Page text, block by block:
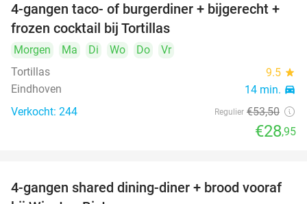
46%
4-gangen taco- of burgerdiner + bijgerecht +
frozen cocktail bij Tortillas
Morgen Ma Di Wo Do
Vr
Tortillas
9.5 star
Eindhoven 14 min. directions_car
Verkocht: 244 Regulier €53,50
€28,95
32%
4-gangen shared dining-diner + brood vooraf